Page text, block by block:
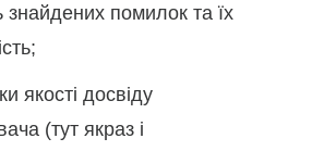
знайдених помилок та їх
якості досвіду
(тут якраз і